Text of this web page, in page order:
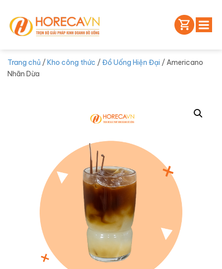
Trang chủ /Kho công thức /Đồ Uống Hiện Đại / Americano
Nhãn Dừa